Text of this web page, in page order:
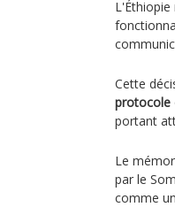
Cette
protocole
portant
Le
par le
comme